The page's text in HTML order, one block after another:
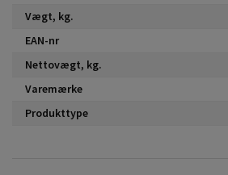
Vægt, kg.
EAN-nr
Nettovægt, kg.
Varemærke
Produkttype